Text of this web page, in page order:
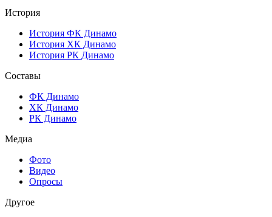
История
История ФК Динамо
История ХК Динамо
История РК Динамо
Составы
ФК Динамо
ХК Динамо
РК Динамо
Медиа
Фото
Видео
Опросы
Другое